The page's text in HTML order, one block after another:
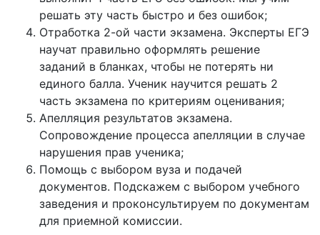
решать эту часть быстро и без ошибок;
Отработка 2-ой части экзамена. Эксперты ЕГЭ
научат правильно оформлять решение
заданий в бланках, чтобы не потерять ни
единого балла. Ученик научится решать 2
часть экзамена по критериям оценивания;
Апелляция результатов экзамена.
Сопровождение процесса апелляции в случае
нарушения прав ученика;
Помощь с выбором вуза и подачей
документов. Подскажем с выбором учебного
заведения и проконсультируем по документам
для приемной комиссии.